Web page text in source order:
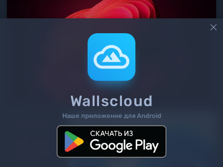
/ 12

Wallscloud
Наше приложение для Android